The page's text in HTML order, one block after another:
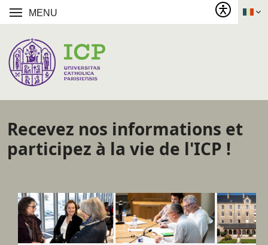
MENU
Recevez nos informations et
participez à la vie de l'ICP !